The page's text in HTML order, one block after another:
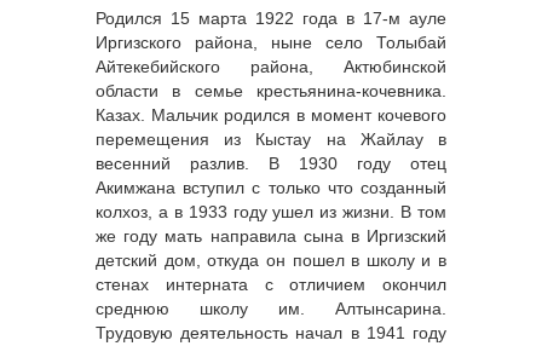
Родился 15 марта 1922 года в 17-м ауле
Иргизского района, ныне село Толыбай
Айтекебийского района, Актюбинской
области в семье крестьянина-кочевника.
Казах. Мальчик родился в момент кочевого
перемещения из Кыстау на Жайлау в
весенний разлив. В 1930 году отец
Акимжана вступил с только что созданный
колхоз, а в 1933 году ушел из жизни. В том
же году мать направила сына в Иргизский
детский дом, откуда он пошел в школу и в
стенах интерната с отличием окончил
среднюю школу им. Алтынсарина.
Трудовую деятельность начал в 1941 году